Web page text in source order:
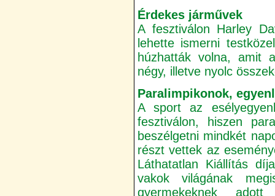
Érdekes járművek
A fesztiválon Harley
lehette ismerni
húzhatták volna, amit
négy, illetve nyolc
Paralimpikonok,
A sport az
fesztiválon, hiszen
beszélgetni mindkét
részt vettek az
Láthatatlan Kiállítás
vakok világának
gyermekeknek